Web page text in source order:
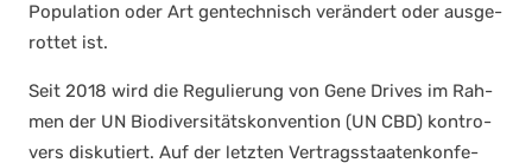
Popu­la­ti­on oder Art gen­tech­nisch ver­än­dert oder aus­ge­
rot­tet ist.
Seit 2018 wird die Regu­lie­rung von Gene Dri­ves im Rah­
men der UN Bio­di­ver­si­täts­kon­ven­ti­on (UN CBD) kon­tro­
vers dis­ku­tiert. Auf der letz­ten Ver­trags­staa­ten­kon­fe­